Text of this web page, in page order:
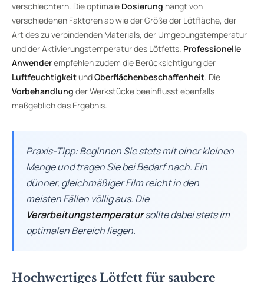
verschlechtern. Die optimale Dosierung hängt von
verschiedenen Faktoren ab wie der Größe der Lötfläche, der
Art des zu verbindenden Materials, der Umgebungstemperatur
und der Aktivierungstemperatur des Lötfetts. Professionelle
Anwenderempfehlen zudem die Berücksichtigung der
LuftfeuchtigkeitundOberflächenbeschaffenheit. Die
Vorbehandlung der Werkstücke beeinflusst ebenfalls
maßgeblich das Ergebnis.
Praxis-Tipp: Beginnen Sie stets mit einer kleinen
Menge und tragen Sie bei Bedarf nach. Ein
dünner, gleichmäßiger Film reicht in den
meisten Fällen völlig aus. Die
Verarbeitungstemperatursollte dabei stets im
optimalen Bereich liegen.
Hochwertiges Lötfett für saubere